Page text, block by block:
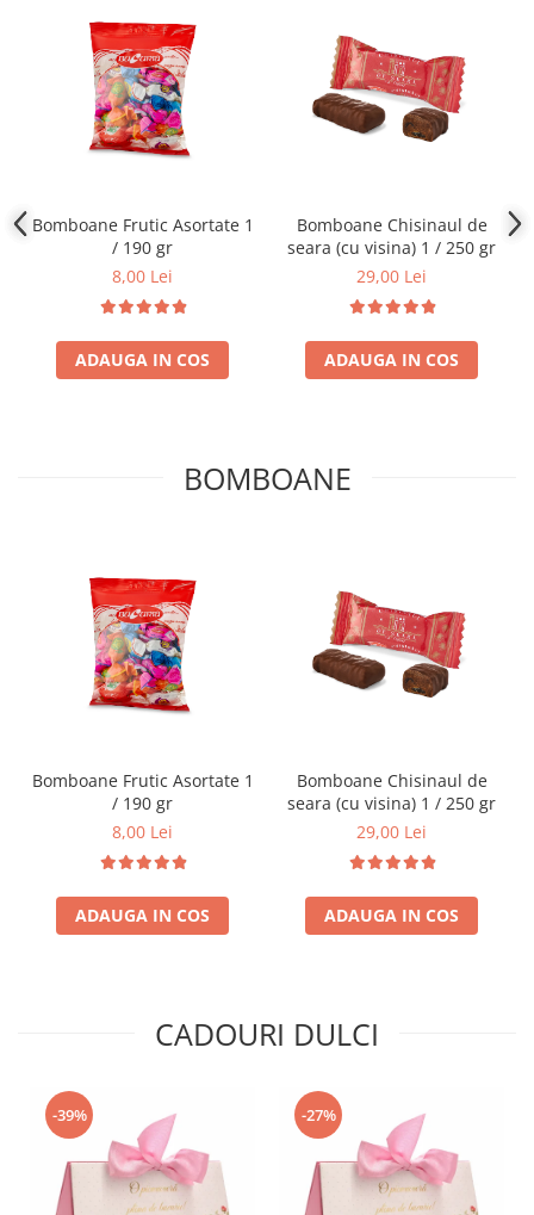
Bomboane Frutic Asortate 1
/ 190 gr
8,00 Lei
ADAUGA IN COS
Bomboane Chisinaul de
seara (cu visina) 1 / 250 gr
29,00 Lei
ADAUGA IN COS
BOMBOANE
Bomboane Frutic Asortate 1
/ 190 gr
8,00 Lei
ADAUGA IN COS
Bomboane Chisinaul de
seara (cu visina) 1 / 250 gr
29,00 Lei
ADAUGA IN COS
CADOURI DULCI
-39% -27%